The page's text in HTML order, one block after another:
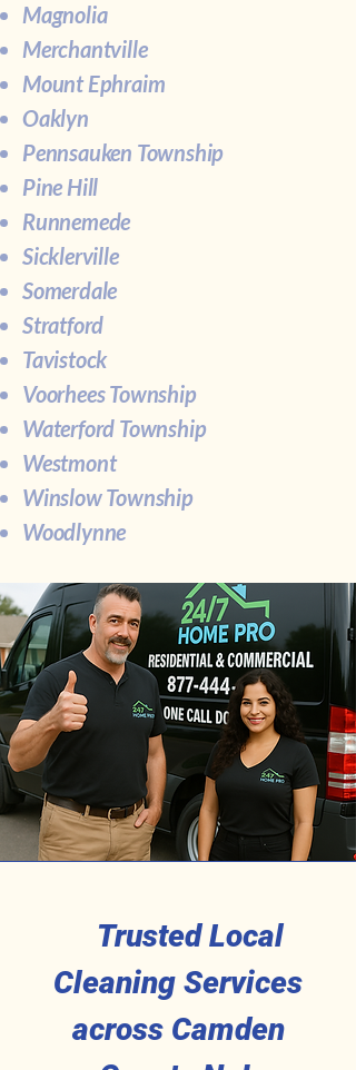
Magnolia
Merchantville
Mount Ephraim
Oaklyn
Pennsauken Township
Pine Hill
Runnemede
Sicklerville
Somerdale
Stratford
Tavistock
Voorhees Township
Waterford Township
Westmont
Winslow Township
Woodlynne
Trusted Local
Cleaning Services
across Camden